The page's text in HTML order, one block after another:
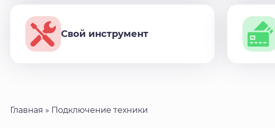
Свой инструмент
Главная » Подключение техники